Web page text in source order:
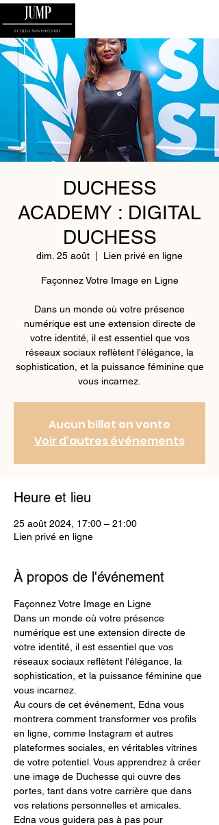
DUCHESS
ACADEMY : DIGITAL
DUCHESS
dim. 25 août Lien privé en ligne
Façonnez Votre Image en Ligne
Dans un monde où votre présence
numérique est une extension directe de
votre identité, il est essentiel que vos
réseaux sociaux reflètent l'élégance, la
sophistication, et la puissance féminine que
vous incarnez.
Aucun billet en vente
Voir d'autres événements
Heure et lieu
25 août 2024, 17:00 – 21:00
Lien privé en ligne
À propos de l'événement
Façonnez Votre Image en Ligne
Dans un monde où votre présence
numérique est une extension directe de
votre identité, il est essentiel que vos
réseaux sociaux reflètent l'élégance, la
sophistication, et la puissance féminine que
vous incarnez.
Au cours de cet événement, Edna vous
montrera comment transformer vos profils
en ligne, comme Instagram et autres
plateformes sociales, en véritables vitrines
de votre potentiel. Vous apprendrez à créer
une image de Duchesse qui ouvre des
portes, tant dans votre carrière que dans
vos relations personnelles et amicales.
Edna vous guidera pas à pas pour